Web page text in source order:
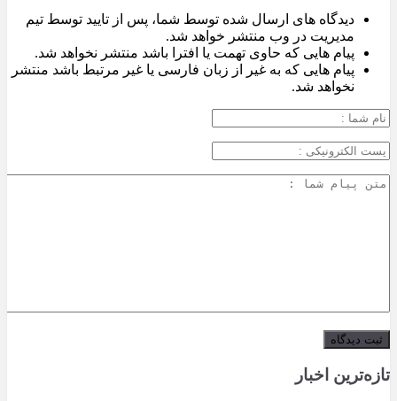
دیدگاه های ارسال شده توسط شما، پس از تایید توسط تیم
مدیریت در وب منتشر خواهد شد.
پیام هایی که حاوی تهمت یا افترا باشد منتشر نخواهد شد.
پیام هایی که به غیر از زبان فارسی یا غیر مرتبط باشد منتشر
نخواهد شد.
تازه‌ترین اخبار